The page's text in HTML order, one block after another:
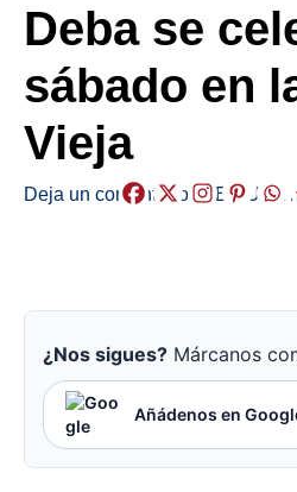
Deba se
sábado en
Vieja
Deja un comentario /ABISUAK
¿Nos sigues? Márcanos
Añádenos en